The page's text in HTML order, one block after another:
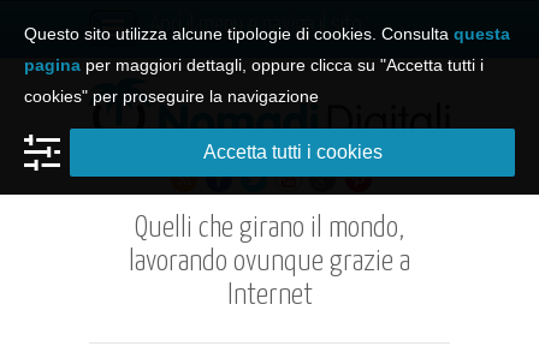
Apri il menu e naviga il sito
Quelli che girano il mondo,
lavorando ovunque grazie a
Internet
Questo sito utilizza alcune tipologie di cookies. Consulta questa
pagina per maggiori dettagli, oppure clicca su "Accetta tutti i
cookies" per proseguire la navigazione
Accetta tutti i cookies